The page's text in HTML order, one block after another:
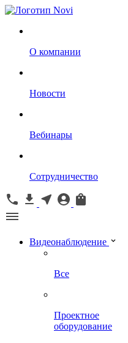
О компании
Новости
Вебинары
Сотрудничество
Видеонаблюдение
Все
Проектное
оборудование